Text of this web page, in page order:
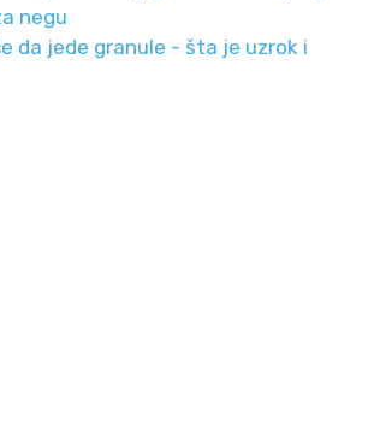
negu
da jede granule - šta je uzrok i